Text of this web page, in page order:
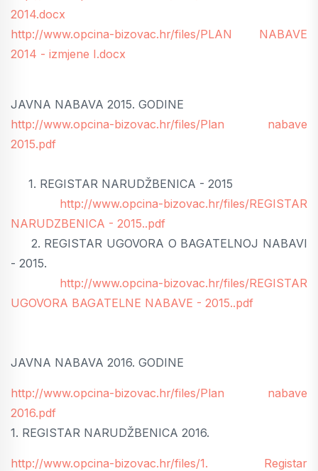
2014.docx
http://www.opcina-bizovac.hr/files/PLAN NABAVE
2014 - izmjene I.docx
JAVNA NABAVA 2015. GODINE
http://www.opcina-bizovac.hr/files/Plan nabave
2015.pdf
1. REGISTAR NARUDŽBENICA - 2015
http://www.opcina-bizovac.hr/files/REGISTAR
NARUDZBENICA - 2015..pdf
2. REGISTAR UGOVORA O BAGATELNOJ NABAVI
- 2015.
http://www.opcina-bizovac.hr/files/REGISTAR
UGOVORA BAGATELNE NABAVE - 2015..pdf
JAVNA NABAVA 2016. GODINE
http://www.opcina-bizovac.hr/files/Plan nabave
2016.pdf
1. REGISTAR NARUDŽBENICA 2016.
http://www.opcina-bizovac.hr/files/1. Registar